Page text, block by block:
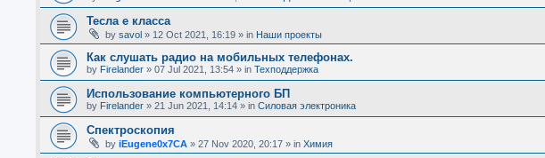
Тесла е класса
by savol » 12 Oct 2021, 16:19 » in Наши проекты
Как слушать радио на мобильных телефонах.
by Firelander » 07 Jul 2021, 13:54 » in Техподдержка
Использование компьютерного БП
by Firelander » 21 Jun 2021, 14:14 » in Силовая электроника
Спектроскопия
by iEugene0x7CA » 27 Nov 2020, 20:17 » in Химия